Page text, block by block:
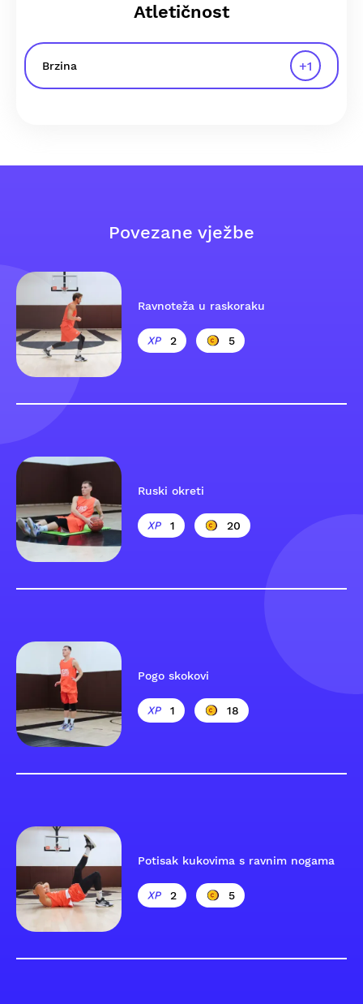
Atletičnost
Brzina +1
Povezane vježbe
Ravnoteža u raskoraku
2 5
Ruski okreti
1 20
Pogo skokovi
1 18
Potisak kukovima s ravnim nogama
2 5